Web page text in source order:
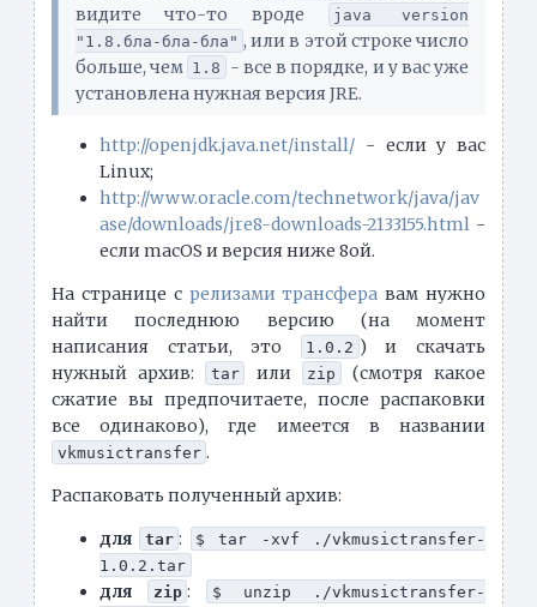
видите что-то вроде
java version
"1.8.бла-бла-бла" , или в этой строке число
больше, чем 1.8
- все в порядке, и у вас уже
установлена нужная версия JRE.
http://openjdk.java.net/install/ - если у вас
Linux;
http://www.oracle.com/technetwork/java/jav
ase/downloads/jre8-downloads-2133155.html -
если macOS и версия ниже 8ой.
На странице с релизами трансфера вам нужно
найти последнюю версию (на момент
написания статьи, это
1.0.2 ) и скачать
нужный архив:
tar или zip
(смотря какое
сжатие вы предпочитаете, после распаковки
все одинаково), где имеется в названии
vkmusictransfer .
Распаковать полученный архив:
для
tar :
$ tar -xvf ./vkmusictransfer-
1.0.2.tar
для zip :
$ unzip ./vkmusictransfer-